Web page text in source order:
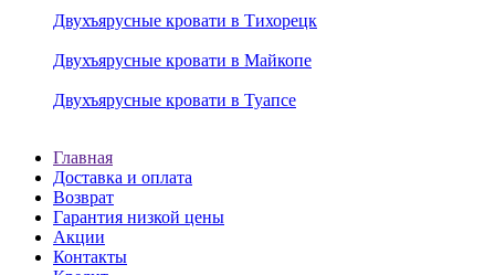
Двухъярусные кровати в Тихорецк
Двухъярусные кровати в Майкопе
Двухъярусные кровати в Туапсе
Главная
Доставка и оплата
Возврат
Гарантия низкой цены
Акции
Контакты